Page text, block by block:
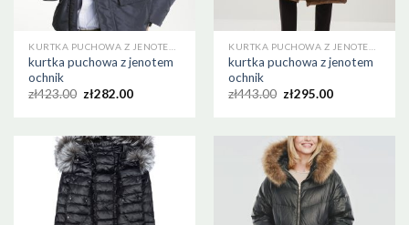
kurtka puchowa z jenotem
ochnik
zł423.00 zł282.00
kurtka puchowa z jenotem
ochnik
zł443.00 zł295.00